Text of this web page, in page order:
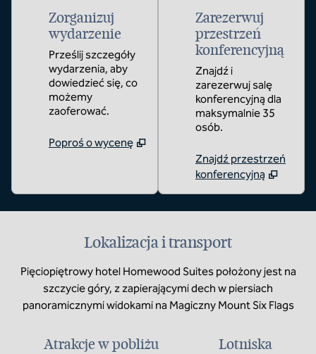
Zorganizuj
wydarzenie
Prześlij szczegóły
wydarzenia, aby
dowiedzieć się, co
możemy
zaoferować.
Poproś o wycenę
Zarezerwuj
przestrzeń
konferencyjną
Znajdź i
zarezerwuj salę
konferencyjną dla
maksymalnie 35
osób.
Znajdź przestrzeń
konferencyjną
Lokalizacja i transport
Pięciopiętrowy hotel Homewood Suites położony jest na
szczycie góry, z zapierającymi dech w piersiach
panoramicznymi widokami na Magiczny Mount Six Flags
Atrakcje w pobliżu Lotniska